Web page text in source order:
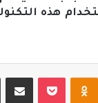
هذه